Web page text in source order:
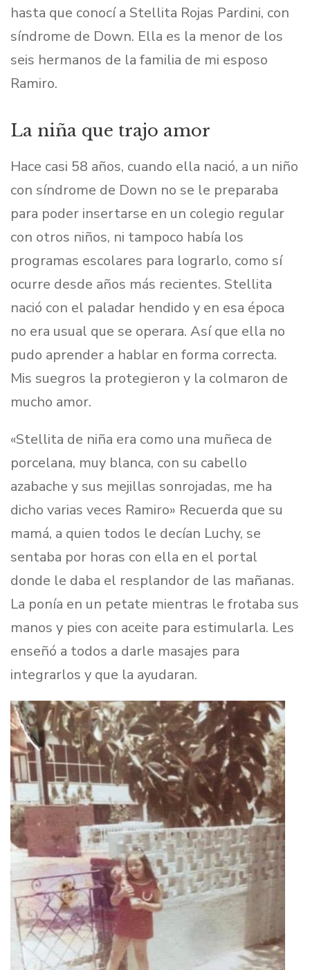
hasta que conocí a Stellita Rojas Pardini, con
síndrome de Down. Ella es la menor de los
seis hermanos de la familia de mi esposo
Ramiro.
La niña que trajo amor
Hace casi 58 años, cuando ella nació, a un niño
con síndrome de Down no se le preparaba
para poder insertarse en un colegio regular
con otros niños, ni tampoco había los
programas escolares para lograrlo, como sí
ocurre desde años más recientes. Stellita
nació con el paladar hendido y en esa época
no era usual que se operara. Así que ella no
pudo aprender a hablar en forma correcta.
Mis suegros la protegieron y la colmaron de
mucho amor.
«Stellita de niña era como una muñeca de
porcelana, muy blanca, con su cabello
azabache y sus mejillas sonrojadas, me ha
dicho varias veces Ramiro» Recuerda que su
mamá, a quien todos le decían Luchy, se
sentaba por horas con ella en el portal
donde le daba el resplandor de las mañanas.
La ponía en un petate mientras le frotaba sus
manos y pies con aceite para estimularla. Les
enseñó a todos a darle masajes para
integrarlos y que la ayudaran.